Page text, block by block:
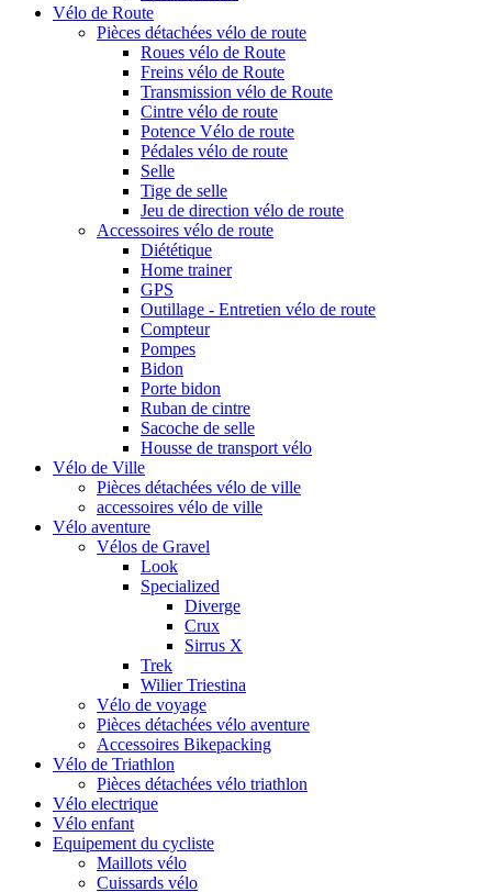
Vélo de Route
Pièces détachées vélo de route
Roues vélo de Route
Freins vélo de Route
Transmission vélo de Route
Cintre vélo de route
Potence Vélo de route
Pédales vélo de route
Selle
Tige de selle
Jeu de direction vélo de route
Accessoires vélo de route
Diététique
Home trainer
GPS
Outillage - Entretien vélo de route
Compteur
Pompes
Bidon
Porte bidon
Ruban de cintre
Sacoche de selle
Housse de transport vélo
Vélo de Ville
Pièces détachées vélo de ville
accessoires vélo de ville
Vélo aventure
Vélos de Gravel
Look
Specialized
Diverge
Crux
Sirrus X
Trek
Wilier Triestina
Vélo de voyage
Pièces détachées vélo aventure
Accessoires Bikepacking
Vélo de Triathlon
Pièces détachées vélo triathlon
Vélo electrique
Vélo enfant
Equipement du cycliste
Maillots vélo
Cuissards vélo